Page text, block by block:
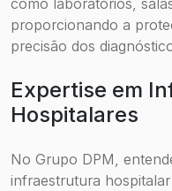
proporcionando a
precisão dos
Expertise em
Hospitalares
No Grupo DPM,
infraestrutura